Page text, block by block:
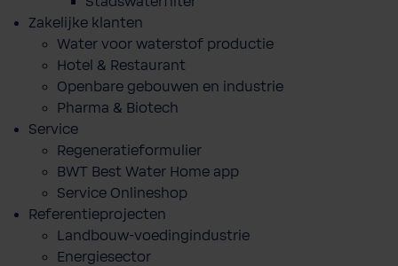
Zakelijke klanten
Water voor waterstof productie
Hotel & Restaurant
Openbare gebouwen en industrie
Pharma & Biotech
Service
Regeneratieformulier
BWT Best Water Home app
Service Onlineshop
Referentieprojecten
Landbouw-voedingindustrie
Energiesector